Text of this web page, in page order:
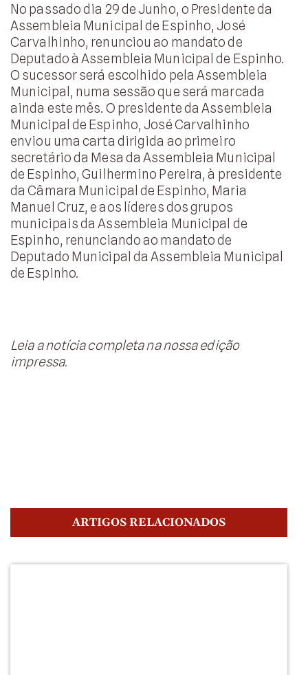
No passado dia 29 de Junho, o Presidente da
Assembleia Municipal de Espinho, José
Carvalhinho, renunciou ao mandato de
Deputado à Assembleia Municipal de Espinho.
O sucessor será escolhido pela Assembleia
Municipal, numa sessão que será marcada
ainda este mês. O presidente da Assembleia
Municipal de Espinho, José Carvalhinho
enviou uma carta dirigida ao primeiro
secretário da Mesa da Assembleia Municipal
de Espinho, Guilhermino Pereira, à presidente
da Câmara Municipal de Espinho, Maria
Manuel Cruz, e aos líderes dos grupos
municipais da Assembleia Municipal de
Espinho, renunciando ao mandato de
Deputado Municipal da Assembleia Municipal
de Espinho.
Leia a notícia completa na nossa edição
impressa.
ARTIGOS RELACIONADOS